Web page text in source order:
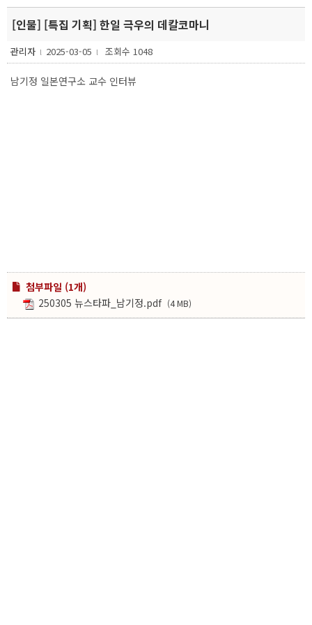
[인물] [특집 기획] 한일 극우의 데칼코마니
관리자 l 2025-03-05 l 조회수 1048
남기정 일본연구소 교수 인터뷰
첨부파일 (1개)
250305 뉴스타파_남기정.pdf (4 MB)